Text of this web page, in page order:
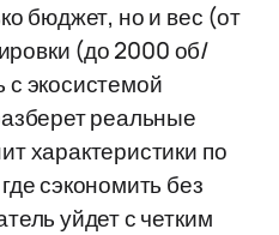
бюджет, но и вес (от
(до 2000 об/
экосистемой
реальные
характеристики по
сэкономить без
уйдет с четким